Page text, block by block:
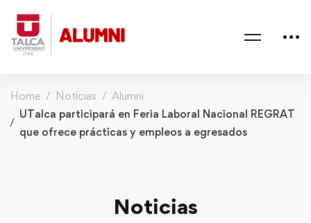
Home Noticias
Alumni
UTalca participará en Feria Laboral Nacional REGRAT
que ofrece prácticas y empleos a egresados
Noticias